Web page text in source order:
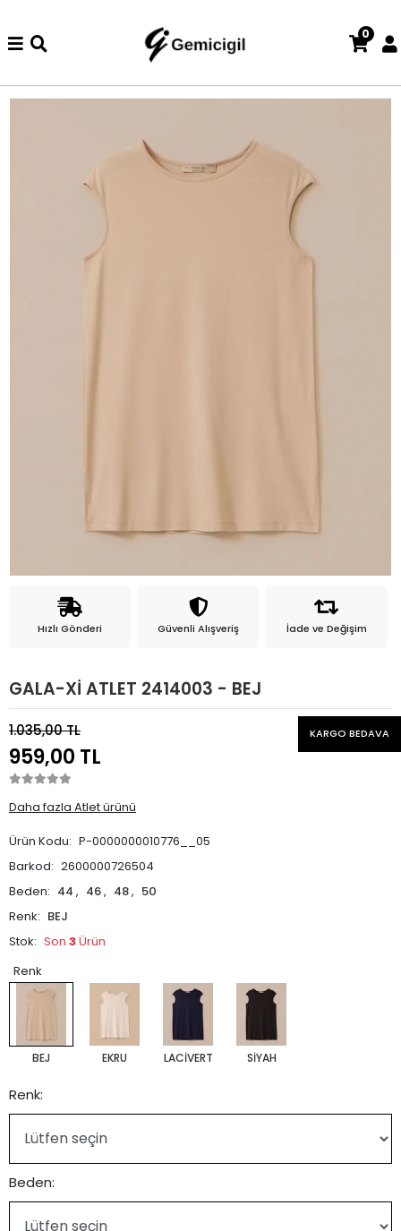
iade ve değişim işlemi yoktur.
0
Hızlı Gönderi Güvenli Alışveriş İade ve Değişim
GALA-Xİ ATLET 2414003 - BEJ
1.035,00 TL
959,00 TL
KARGO BEDAVA
Daha fazla Atlet ürünü
Ürün Kodu: P-0000000010776__05
Barkod: 2600000726504
Beden: 44 , 46, 48, 50
Renk: BEJ
Stok: Son 3Ürün
Renk
BEJ EKRU LACİVERT SİYAH
Renk:
Beden: